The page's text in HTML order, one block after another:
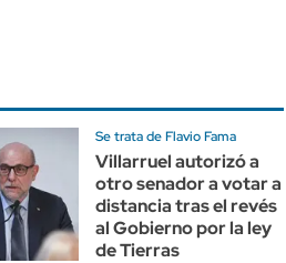
Se trata de Flavio Fama
Villarruel autorizó a
otro senador a votar a
distancia tras el revés
al Gobierno por la ley
de Tierras